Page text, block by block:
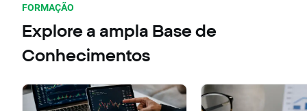
FORMAÇÃO
Explore a ampla Base de
Conhecimentos